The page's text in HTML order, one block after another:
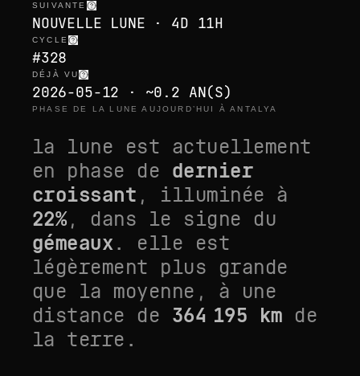
SUIVANTE
NOUVELLE LUNE · 4D 11H
CYCLE
#328
DÉJÀ VU
2026-05-12 · ~0.2 AN(S)
PHASE DE LA LUNE AUJOURD’HUI À ANTALYA
la lune est actuellement
en phase de dernier
croissant , illuminée à
22%, dans le signe du
gémeaux. elle est
légèrement plus grande
que la moyenne , à une
distance de 364 195 km de
la terre.